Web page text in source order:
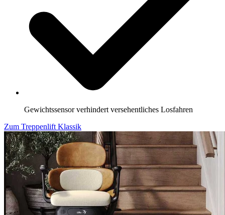
Gewichtssensor verhindert versehentliches Losfahren
Zum Treppenlift Klassik